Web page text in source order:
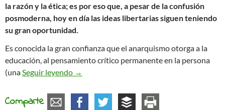
la razón y la ética; es por eso que, a pesar de la confusión
posmoderna, hoy en día las ideas libertarias siguen teniendo
su gran oportunidad.
Es conocida la gran confianza que el anarquismo otorga a la
educación, al pensamiento crítico permanente en la persona
(unaSeguir leyendo Las aspiraciones en la educación en el
→
Comparte